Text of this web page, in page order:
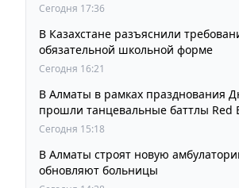
Сегодня 17:36
В Казахстане разъяснили
обязательной школьной форме
Сегодня 16:21
В Алматы в рамках празднования
прошли танцевальные баттлы Red
Your Style
Сегодня 15:18
В Алматы строят новую
обновляют больницы